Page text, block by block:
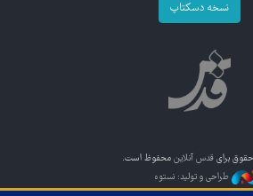
نسخه دسکتاپ
برای قدس آنلاین محفوظ است.
طراحی و تولید: نستوه